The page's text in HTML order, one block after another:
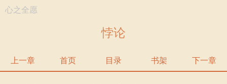
心之全愿
悖论
上一章 首页 目录 书架 下一章